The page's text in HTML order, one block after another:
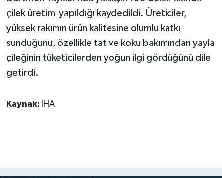
çilek üretimi yapıldığı kaydedildi. Üreticiler,
yüksek rakımın ürün kalitesine olumlu katkı
sunduğunu, özellikle tat ve koku bakımından yayla
çileğinin tüketicilerden yoğun ilgi gördüğünü dile
getirdi.
Kaynak: İHA